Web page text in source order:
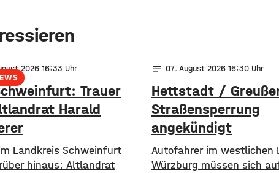
2026 16:33
Trauer
Harald
Landkreis Schweinfurt
hinaus: Altlandrat
notes 07. August 2026 16:30
Hettstadt /
Straßensperrung
angekündigt
Autofahrer im westlichen
Würzburg müssen sich